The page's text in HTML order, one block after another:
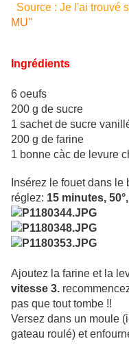
Source : Je l'ai trouvé
MU"
Ingrédients
6 oeufs
200 g de sucre
1 sachet de sucre
200 g de farine
1 bonne càc de levure
Insérez le fouet dans
réglez: 15 minutes,
Ajoutez la farine et la
vitesse 3.
pas que tout tombe !!
Versez dans un moule
gateau roulé) et